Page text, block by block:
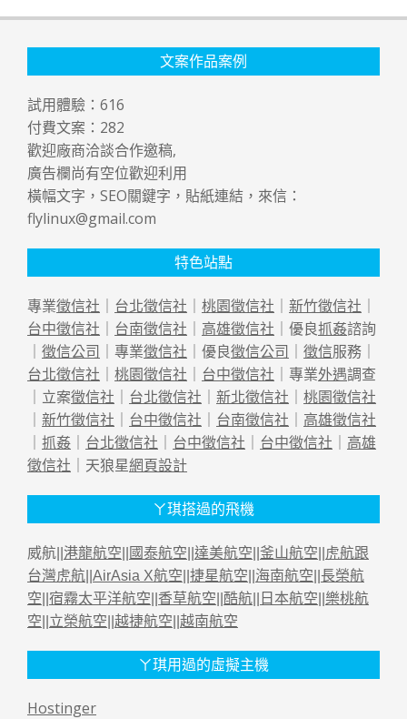
文案作品案例
試用體驗： 616
付費文案： 282
歡迎廠商洽談合作邀稿,
廣告欄尚有空位歡迎利用
橫幅文字，SEO關鍵字，貼紙連結，來信：
flylinux@gmail.com
特色站點
專業徵信社 台北徵信社 桃園徵信社 新竹徵信社
台中徵信社
台南徵信社 高雄徵信社 ｜優良抓姦諮詢
徵信公司 ｜專業徵信社 ｜優良徵信公司 徵信服務｜
台北徵信社
桃園徵信社 台中徵信社 ｜專業外遇調查
｜立案徵信社 台北徵信社 新北徵信社
桃園徵信社
新竹徵信社 台中徵信社 台南徵信社
高雄徵信社
抓姦 台北徵信社 台中徵信社 台中徵信社
高雄
徵信社 ｜天狼星網頁設計
ㄚ琪搭過的飛機
威航|| 港龍航空 國泰航空 達美航空 釜山航空
虎航跟
台灣虎航 AirAsia X航空 捷星航空 海南航空 長榮航
空 宿霧太平洋航空 香草航空 酷航 日本航空 樂桃航
空 立榮航空 越捷航空 越南航空
ㄚ琪用過的虛擬主機
Hostinger